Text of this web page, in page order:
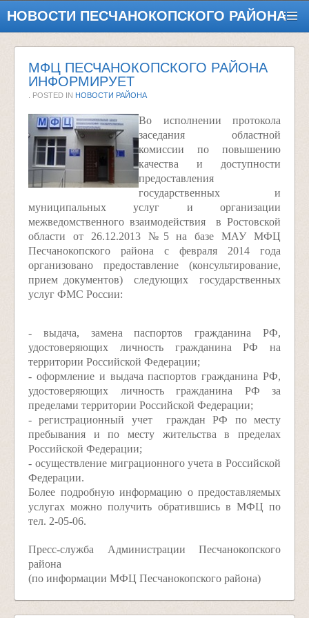
НОВОСТИ ПЕСЧАНОКОПСКОГО РАЙОНА
МФЦ ПЕСЧАНОКОПСКОГО РАЙОНА
ИНФОРМИРУЕТ
. POSTED IN НОВОСТИ РАЙОНА
Во исполнении протокола
заседания областной
комиссии по повышению
качества и доступности
предоставления
государственных и
муниципальных услуг и организации
межведомственного взаимодействия в Ростовской
области от 26.12.2013 №5 на базе МАУ МФЦ
Песчанокопского района с февраля 2014 года
организовано предоставление (консультирование,
прием документов) следующих государственных
услуг ФМС России:
- выдача, замена паспортов гражданина РФ,
удостоверяющих личность гражданина РФ на
территории Российской Федерации;
- оформление и выдача паспортов гражданина РФ,
удостоверяющих личность гражданина РФ за
пределами территории Российской Федерации;
- регистрационный учет граждан РФ по месту
пребывания и по месту жительства в пределах
Российской Федерации;
- осуществление миграционного учета в Российской
Федерации.
Более подробную информацию о предоставляемых
услугах можно получить обратившись в МФЦ по
тел. 2-05-06.
Пресс-служба Администрации Песчанокопского
района
(по информации МФЦ Песчанокопского района)